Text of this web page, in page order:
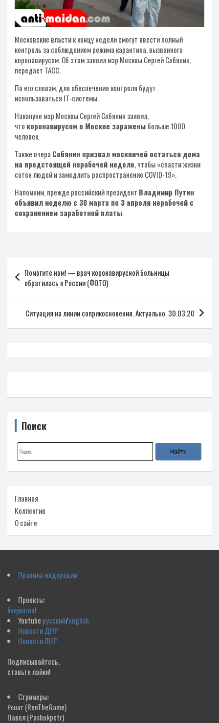
Московские власти к концу недели смогут ввести полный
контроль за соблюдением режима карантина, вызванного
коронавирусом. Об этом заявил мэр Москвы Сергей Собянин,
передает ТАСС.
По его словам, для обеспечения контроля будут
использоваться IT-системы.
Накануне мэр Москвы Сергей Собянин заявил,
что коронавирусом в Москве заражены больше 1000
человек.
Также вчера Собянин призвал москвичей остаться дома
на предстоящей нерабочей неделе, чтобы «спасти жизни
сотен людей и замедлить распространение COVID-19».
Напомним, прежде российский президент Владимир Путин
объявил неделю с 30 марта по 3 апреля нерабочей с
сохранением заработной платы.
по
записям
Помогите нам! — врач коронавирусной больницы
обратилась к России (ФОТО)
Ситуация на линии соприкосновения. Актуально. 30.03.20
Поиск
Главная
Коллектив
О сайте
Правила модерации
Проекты:
livejournal
Youtube русский/english
Новости ДНР
Новости ЛНР
Подписывайтесь,
ставьте лайки!
Стримеры:
Ренат (RenTheGame)
Павел(Pashokpetr)